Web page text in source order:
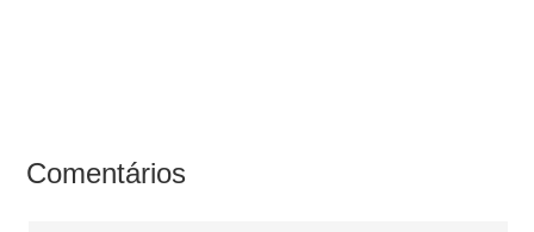
Comentários